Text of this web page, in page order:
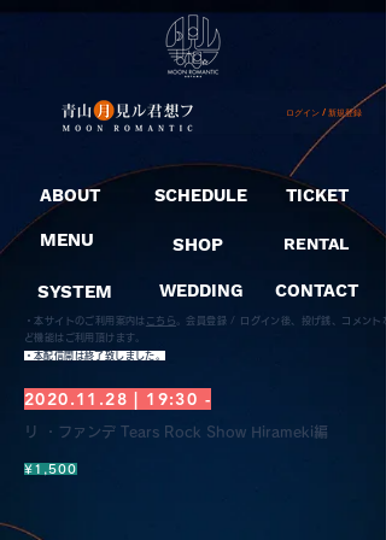
ログイン / 新規登録
ABOUT
MENU
SYSTEM
SCHEDULE
SHOP
WEDDING
TICKET
RENTAL
CONTACT
・本サイトのご利用案内は こちら
会員登録 / ログイン後、投げ銭、コメント
ど機能はご利用頂けます。
​・本配信開は終了致しました。
2020.11.28 | 19:30 -
リ ・ファンデ Tears Rock Show Hirameki編
¥1,500